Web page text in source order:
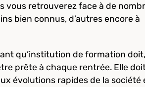
vous retrouverez face à de
bien connus, d’autres encore à
qu’institution de formation doit,
prête à chaque rentrée. Elle
évolutions rapides de la société